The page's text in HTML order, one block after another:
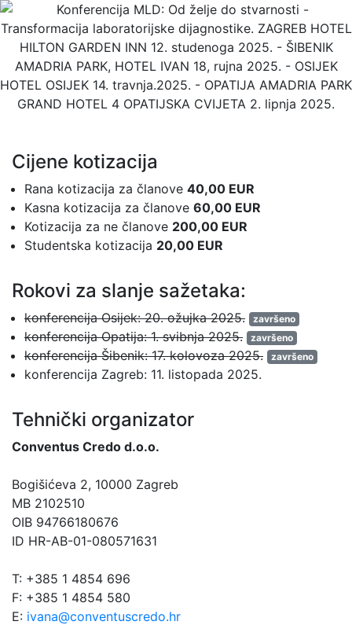
Cijene kotizacija
Rana kotizacija za članove 40,00 EUR
Kasna kotizacija za članove 60,00 EUR
Kotizacija za ne članove 200,00 EUR
Studentska kotizacija 20,00 EUR
Rokovi za slanje sažetaka:
konferencija Osijek: 20. ožujka 2025. završeno
konferencija Opatija: 1. svibnja 2025. završeno
konferencija Šibenik: 17. kolovoza 2025. završeno
konferencija Zagreb: 11. listopada 2025.
Tehnički organizator
Conventus Credo d.o.o.
Bogišićeva 2, 10000 Zagreb
MB 2102510
OIB 94766180676
ID HR-AB-01-080571631
T: +385 1 4854 696
F: +385 1 4854 580
E: ivana@conventuscredo.hr